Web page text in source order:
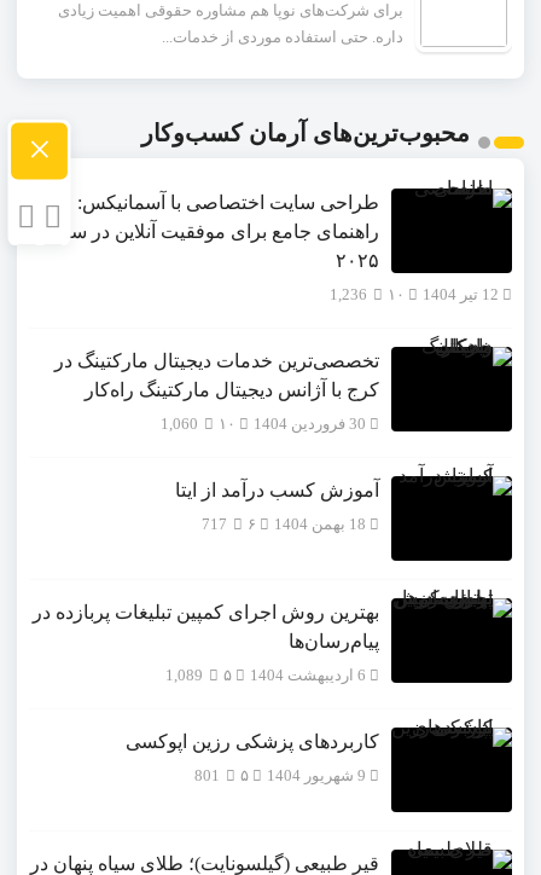
برای شرکت‌های نوپا هم مشاوره حقوقی اهمیت زیادی
داره. حتی استفاده موردی از خدمات...
محبوب‌ترین‌های آرمان کسب‌وکار
طراحی سایت اختصاصی با آسمانیکس:
راهنمای جامع برای موفقیت آنلاین در سال
۲۰۲۵
12 تیر 1404 1,236
تخصصی‌ترین خدمات دیجیتال مارکتینگ در
کرج با آژانس دیجیتال مارکتینگ راه‌کار
30 فروردین 1404 1,060
آموزش کسب درآمد از ایتا
18 بهمن 1404 717
بهترین روش اجرای کمپین تبلیغات پربازده در
پیام‌رسان‌ها
6 اردیبهشت 1404 1,089
کاربردهای پزشکی رزین اپوکسی
9 شهریور 1404 801
قیر طبیعی (گیلسونایت)؛ طلای سیاه پنهان در
×